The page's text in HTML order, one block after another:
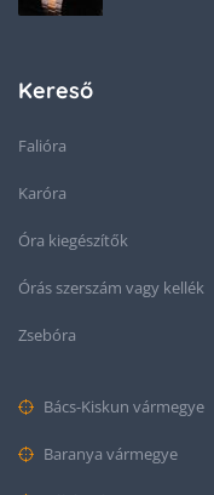
Kereső
Falióra
Karóra
Óra kiegészítők
Órás szerszám vagy kellék
Zsebóra
Bács-Kiskun vármegye
Baranya vármegye